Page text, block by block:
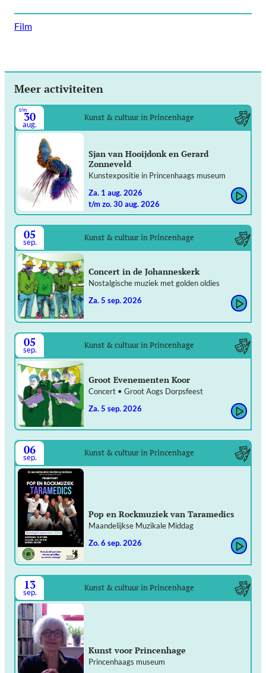
Film
Meer activiteiten
t/m
30
aug.
Kunst & cultuur in Princenhage
Sjan van Hooijdonk en Gerard
Zonneveld
Kunstexpositie in Princenhaags museum
za. 1 aug. 2026
t/m zo. 30 aug. 2026
05
sep. Kunst & cultuur in Princenhage
Concert in de Johanneskerk
Nostalgische muziek met golden oldies
za. 5 sep. 2026
05
sep. Kunst & cultuur in Princenhage
Groot Evenementen Koor
Concert • Groot Aogs Dorpsfeest
za. 5 sep. 2026
06
sep. Kunst & cultuur in Princenhage
Pop en Rockmuziek van Taramedics
Maandelijkse Muzikale Middag
zo. 6 sep. 2026
13
sep. Kunst & cultuur in Princenhage
Kunst voor Princenhage
Princenhaags museum